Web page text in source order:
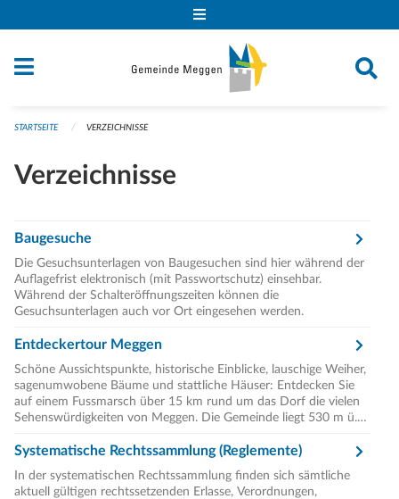
STARTSEITE VERZEICHNISSE
Verzeichnisse
Baugesuche
Die Gesuchsunterlagen von Baugesuchen sind hier während der
Auflagefrist elektronisch (mit Passwortschutz) einsehbar.
Während der Schalteröffnungszeiten können die
Gesuchsunterlagen auch vor Ort eingesehen werden.
Entdeckertour Meggen
Schöne Aussichtspunkte, historische Einblicke, lauschige Weiher,
sagenumwobene Bäume und stattliche Häuser: Entdecken Sie
auf einem Fussmarsch über 15 km rund um das Dorf die vielen
Sehenswürdigkeiten von Meggen. Die Gemeinde liegt 530 m ü.
ohne See und 13.93 km2 mit Seegebiet.
Systematische Rechtssammlung (Reglemente)
In der systematischen Rechtssammlung finden sich sämtliche
aktuell gültigen rechtssetzenden Erlasse, Verordnungen,